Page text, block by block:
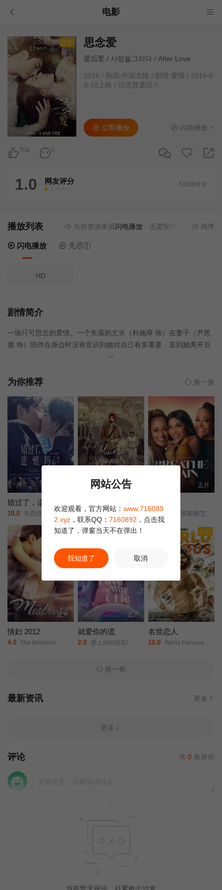
电影
正片 思念爱
爱后爱 / 사랑을그리다 / After Love
2016 / 韩国,中国大陆 / 剧情 爱情 / 2016-0
3-10上映 / 汉语普通话
708 0
立即播放 闪电播放
1.0 网友评分
很差
较差还行推荐力荐
510次评分
播放列表 当前资源来源闪电播放- 无需安装任何插件 倒序
闪电播放 无尽①
HD
剧情简介
一场只可思念的爱情。一个失落的丈夫（朴施厚 饰）在妻子（尹恩
惠 饰）陪伴在身边时没有意识到她对自己有多重要，直到她离开后
才追悔莫及。丈夫带着对妻子的思念与眷恋来到韩国，踏上一场名
爱恋，而当妻子意外身亡之后，丈夫则是用后半生来表达他的爱
为你推荐 换一换
错过了，遗憾吗？
10.0 失恋后也不必做的12件事/Be Yourself/
正片
5.0 迪尔吉特·多桑/纳萨鲁丁·沙/维当·雷纳/沙尔瓦里·瓦格/Manish/Chaudhari/沙尤尼·古普塔/芭比塔·卡普/拉贾特·卡普尔/Vinod/Nagpal/莉娜·夏尔马/Yo/Yo/Honey/Singh/安妮娜·苏哈尼/桑贾伊·萨里/
正片
7.0 唐妮·布蕾斯顿/艾森斯·阿特金斯/
正片
正片
情妇 2012
4.0 The Mistress/
正片
就爱你的谎
2.0 爱上你的谎言/
正片
正片
名世恋人
10.0 World Famous Lover/
换一换
最新资讯 更多
更多
评论 共 0 条评论
当前暂无评论，赶紧抢个沙发
网站公告
欢迎观看，官方网站： www.716089
2.xyz ，联系QQ： 7160892 ，点击我
知道了，弹窗当天不在弹出！
我知道了 取消